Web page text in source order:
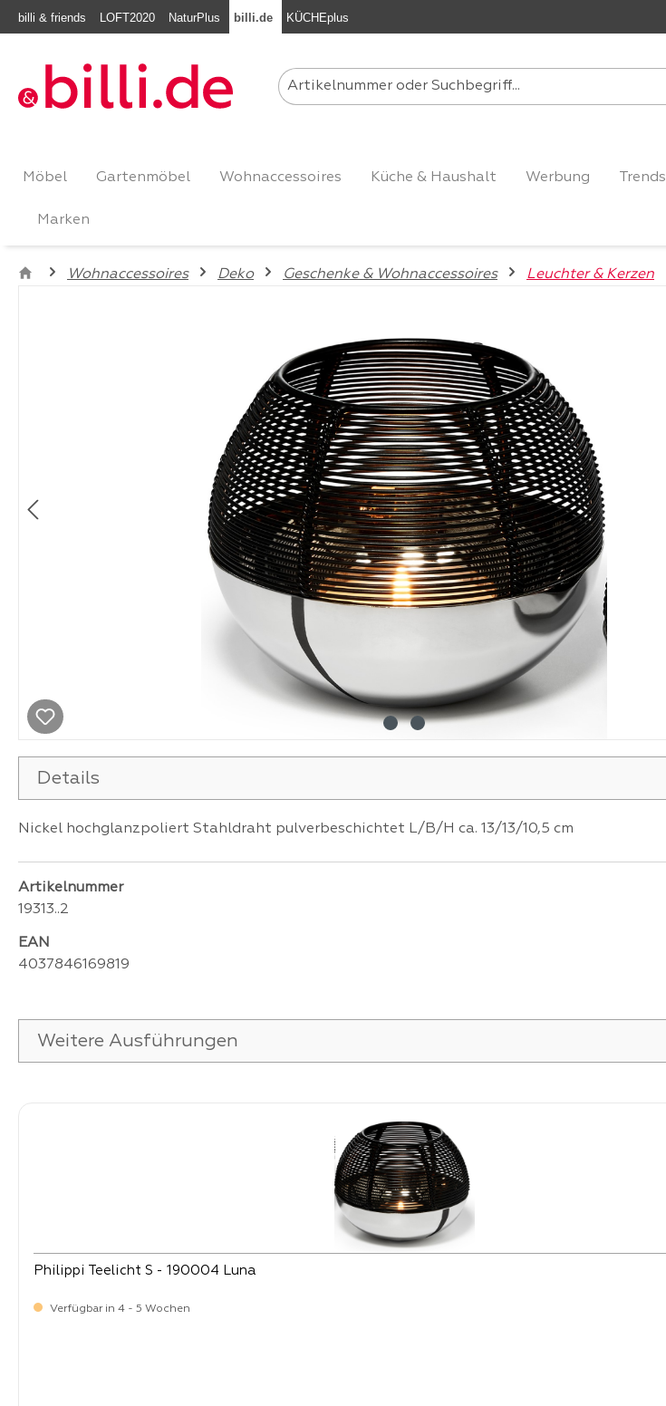
Hauptinhalt springen
Zur Suche springen
Zur Hauptnavigation springen
billi & friends LOFT2020 NaturPlus billi.de KÜCHEplus
Möbel Gartenmöbel Wohnaccessoires Küche & Haushalt Werbung Trends
Marken
Wohnaccessoires Deko Geschenke & Wohnaccessoires
Leuchter & Kerzen
Details
Nickel hochglanzpoliert Stahldraht pulverbeschichtet L/B/H ca. 13/13/10,5 cm
Artikelnummer
19313..2
EAN
4037846169819
Weitere Ausführungen
Philippi Teelicht S - 190004 Luna
Verfügbar in 4 - 5 Wochen